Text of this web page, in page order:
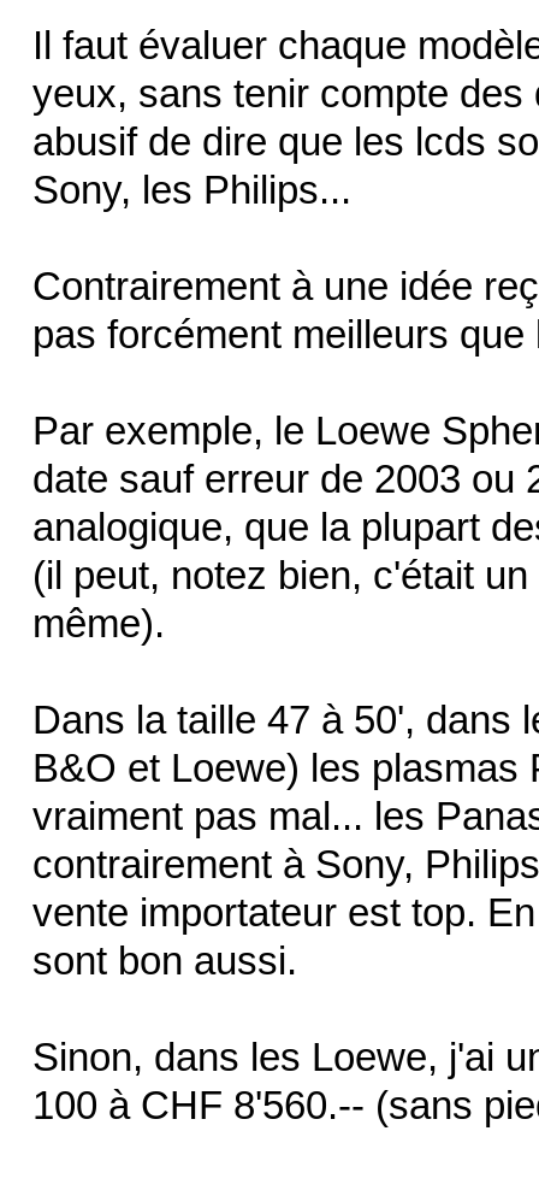
Il faut évaluer chaque
yeux, sans tenir compte
abusif de dire que les lcds
Sony, les Philips...
Contrairement à une idée
pas forcément meilleurs
Par exemple, le Loewe
date sauf erreur de 2003 ou
analogique, que la plupart
(il peut, notez bien, c'était
même).
Dans la taille 47 à 50', dans
B&O et Loewe) les plasmas
vraiment pas mal... les
contrairement à Sony,
vente importateur est top.
sont bon aussi.
Sinon, dans les Loewe, j'ai
100 à CHF 8'560.-- (sans